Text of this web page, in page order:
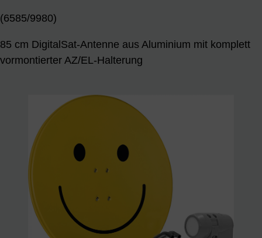
(6585/9980)
85 cm DigitalSat-Antenne aus Aluminium mit komplett
vormontierter AZ/EL-Halterung